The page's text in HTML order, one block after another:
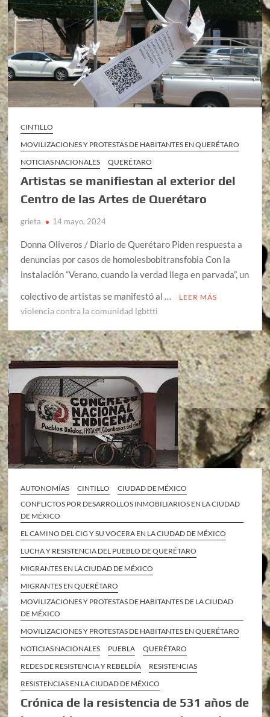
CINTILLO
MOVILIZACIONES Y PROTESTAS DE HABITANTES EN QUERÉTARO
NOTICIAS NACIONALES
QUERÉTARO
Artistas se manifiestan al exterior del
Centro de las Artes de Querétaro
grieta 14 mayo, 2024
Donna Oliveros / Diario de Querétaro Piden respuesta a
denuncias por casos de homolesbobitransfobia Con la
instalación “Verano, cuando la verdad llega en parvada”, un
colectivo de artistas se manifestó al …
LEER MÁS
violencia contra la comunidad lgbttti
AUTONOMÍAS CINTILLO
CIUDAD DE MÉXICO
CONFLICTOS POR DESARROLLOS INMOBILIARIOS EN LA CIUDAD
DE MÉXICO
EL CAMINO DEL CIG Y SU VOCERA EN LA CIUDAD DE MÉXICO
LUCHA Y RESISTENCIA DEL PUEBLO DE QUERÉTARO
MIGRANTES EN LA CIUDAD DE MÉXICO
MIGRANTES EN QUERÉTARO
MOVILIZACIONES Y PROTESTAS DE HABITANTES DE LA CIUDAD
DE MÉXICO
MOVILIZACIONES Y PROTESTAS DE HABITANTES EN QUERÉTARO
NOTICIAS NACIONALES
PUEBLA
QUERÉTARO
REDES DE RESISTENCIA Y REBELDÍA
RESISTENCIAS
RESISTENCIAS EN LA CIUDAD DE MÉXICO
Crónica de la resistencia de 531 años de